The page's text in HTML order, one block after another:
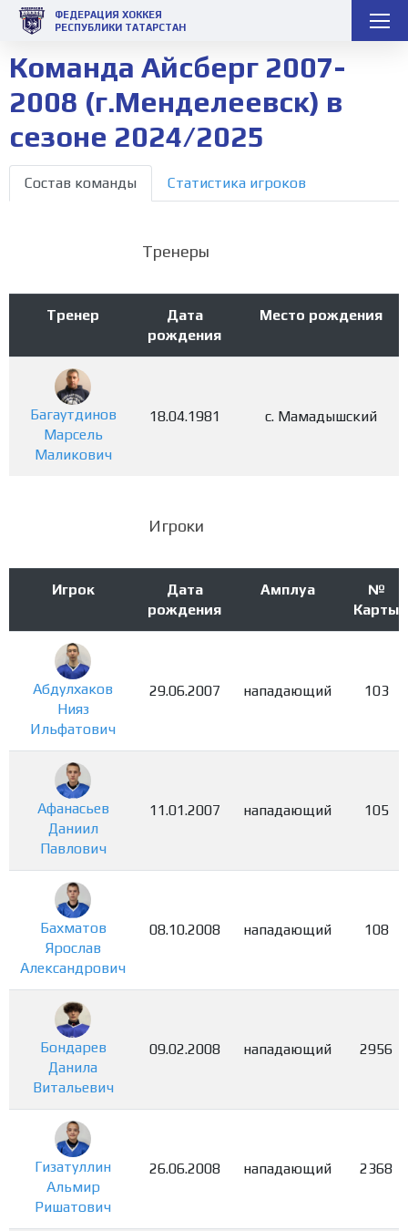
ФЕДЕРАЦИЯ ХОККЕЯ
РЕСПУБЛИКИ ТАТАРСТАН
Команда Айсберг 2007-
2008 (г.Менделеевск) в
сезоне 2024/2025
Состав команды Статистика игроков
Тренеры
Тренер
Дата
рождения
Место рождения
Багаутдинов
Марсель
Маликович
18.04.1981 с. Мамадышский
Игроки
Игрок
Дата
рождения
Амплуа
№
Карты
Абдулхаков
Нияз
Ильфатович
29.06.2007 нападающий 103
Афанасьев
Даниил
Павлович
11.01.2007 нападающий 105
Бахматов
Ярослав
Александрович
08.10.2008 нападающий 108
Бондарев
Данила
Витальевич
09.02.2008 нападающий 2956
Гизатуллин
Альмир
Ришатович
26.06.2008 нападающий 2368